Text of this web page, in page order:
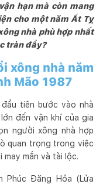
hạn mà còn mang
cho một năm Ất Tỵ
nhà phù hợp nhất
tràn đầy?
xông nhà năm
Mão 1987
tiên bước vào nhà
đến vận khí của gia
người xông nhà hợp
quan trọng trong việc
mắn và tài lộc.
Phúc Đăng Hỏa (Lửa